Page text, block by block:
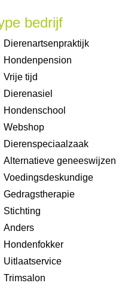
bedrijf
Dierenartsenpraktijk
Hondenpension
Vrije tijd
Dierenasiel
Hondenschool
Webshop
Dierenspeciaalzaak
Alternatieve geneeswijzen
Voedingsdeskundige
Gedragstherapie
Stichting
Anders
Hondenfokker
Uitlaatservice
Trimsalon